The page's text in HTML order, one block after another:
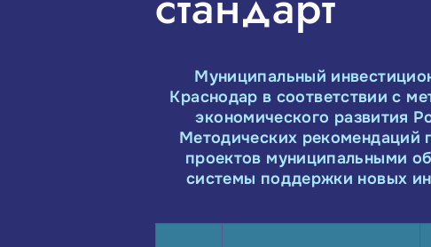
Муниципальный
Краснодар в соответствии с
экономического развития
Методических рекомендаций
проектов муниципальными
системы поддержки новых